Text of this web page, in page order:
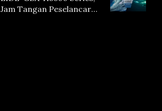
Jam Tangan Peselancar